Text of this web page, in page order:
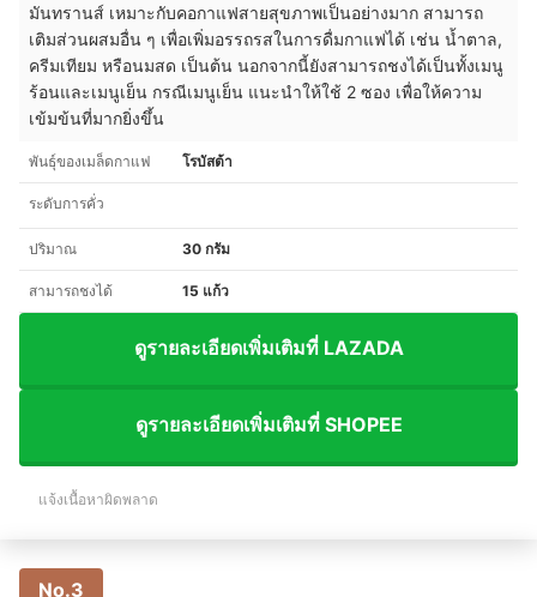
มันทรานส์ เหมาะกับคอกาแฟสายสุขภาพเป็นอย่างมาก สามารถ
เติมส่วนผสมอื่น ๆ เพื่อเพิ่มอรรถรสในการดื่มกาแฟได้ เช่น น้ำตาล,
ครีมเทียม หรือนมสด เป็นต้น นอกจากนี้ยังสามารถชงได้เป็นทั้งเมนู
ร้อนและเมนูเย็น กรณีเมนูเย็น แนะนำให้ใช้ 2 ซอง เพื่อให้ความ
เข้มข้นที่มากยิ่งขึ้น
พันธุ์ของเมล็ดกาแฟ โรบัสต้า
ระดับการคั่ว
ปริมาณ 30 กรัม
สามารถชงได้ 15 แก้ว
ดูรายละเอียดเพิ่มเติมที่ LAZADA
ดูรายละเอียดเพิ่มเติมที่ SHOPEE
แจ้งเนื้อหาผิดพลาด
No.3